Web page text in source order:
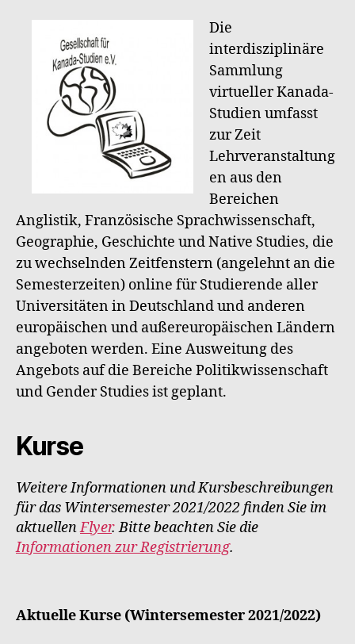
Die
interdisziplinäre
Sammlung
virtueller Kanada-
Studien umfasst
zur Zeit
Lehrveranstaltung
en aus den
Bereichen
Anglistik, Französische Sprachwissenschaft,
Geographie, Geschichte und Native Studies, die
zu wechselnden Zeitfenstern (angelehnt an die
Semesterzeiten) online für Studierende aller
Universitäten in Deutschland und anderen
europäischen und außereuropäischen Ländern
angeboten werden. Eine Ausweitung des
Angebots auf die Bereiche Politikwissenschaft
und Gender Studies ist geplant.
Kurse
Weitere Informationen und Kursbeschreibungen
für das Wintersemester 2021/2022 finden Sie im
aktuellenFlyer. Bitte beachten Sie die
Informationen zur Registrierung.
Aktuelle Kurse (Wintersemester 2021/2022)